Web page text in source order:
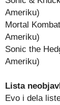
Ameriku)
Mortal
Ameriku)
Sonic the
Ameriku)
Lista
Evo i dela